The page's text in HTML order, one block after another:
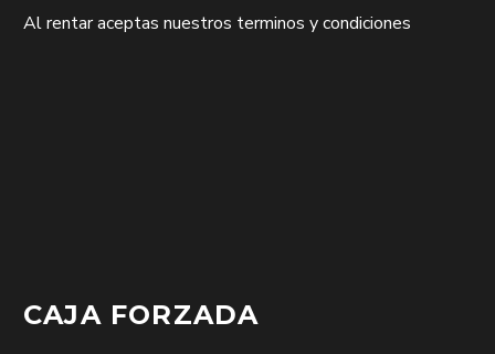
Al rentar aceptas nuestros terminos y condiciones
CAJA FORZADA